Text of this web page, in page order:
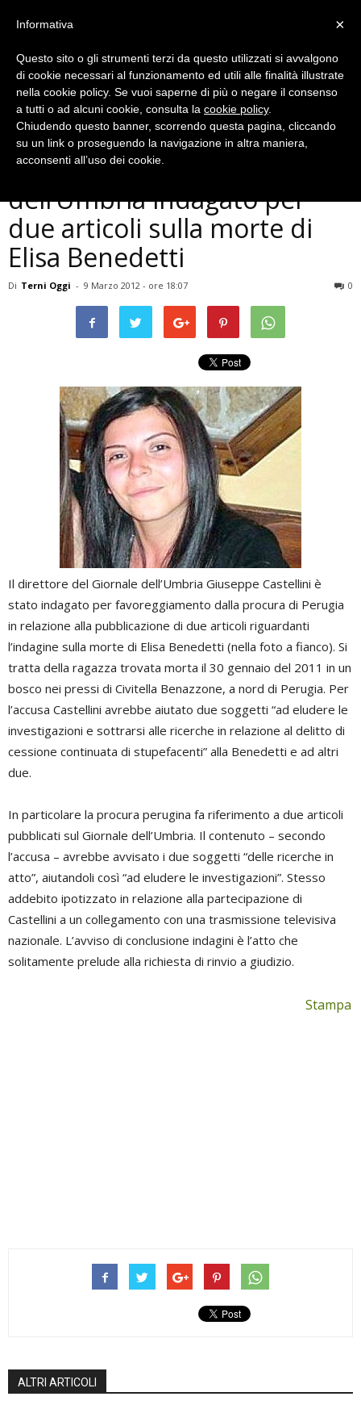
Cronaca
Direttore del Giornale
dell’Umbria indagato per
due articoli sulla morte di
Elisa Benedetti
Di Terni Oggi - 9 Marzo 2012 - ore 18:07 0
Il direttore del Giornale dell’Umbria Giuseppe Castellini è
stato indagato per favoreggiamento dalla procura di Perugia
in relazione alla pubblicazione di due articoli riguardanti
l’indagine sulla morte di Elisa Benedetti (nella foto a fianco). Si
tratta della ragazza trovata morta il 30 gennaio del 2011 in un
bosco nei pressi di Civitella Benazzone, a nord di Perugia. Per
l’accusa Castellini avrebbe aiutato due soggetti “ad eludere le
investigazioni e sottrarsi alle ricerche in relazione al delitto di
cessione continuata di stupefacenti” alla Benedetti e ad altri
due.
In particolare la procura perugina fa riferimento a due articoli
pubblicati sul Giornale dell’Umbria. Il contenuto – secondo
l’accusa – avrebbe avvisato i due soggetti “delle ricerche in
atto”, aiutandoli così “ad eludere le investigazioni”. Stesso
addebito ipotizzato in relazione alla partecipazione di
Castellini a un collegamento con una trasmissione televisiva
nazionale. L’avviso di conclusione indagini è l’atto che
solitamente prelude alla richiesta di rinvio a giudizio.
Stampa
ALTRI ARTICOLI
×
Informativa
Questo sito o gli strumenti terzi da questo utilizzati si avvalgono
di cookie necessari al funzionamento ed utili alle finalità illustrate
nella cookie policy. Se vuoi saperne di più o negare il consenso
a tutti o ad alcuni cookie, consulta la cookie policy.
Chiudendo questo banner, scorrendo questa pagina, cliccando
su un link o proseguendo la navigazione in altra maniera,
acconsenti all’uso dei cookie.